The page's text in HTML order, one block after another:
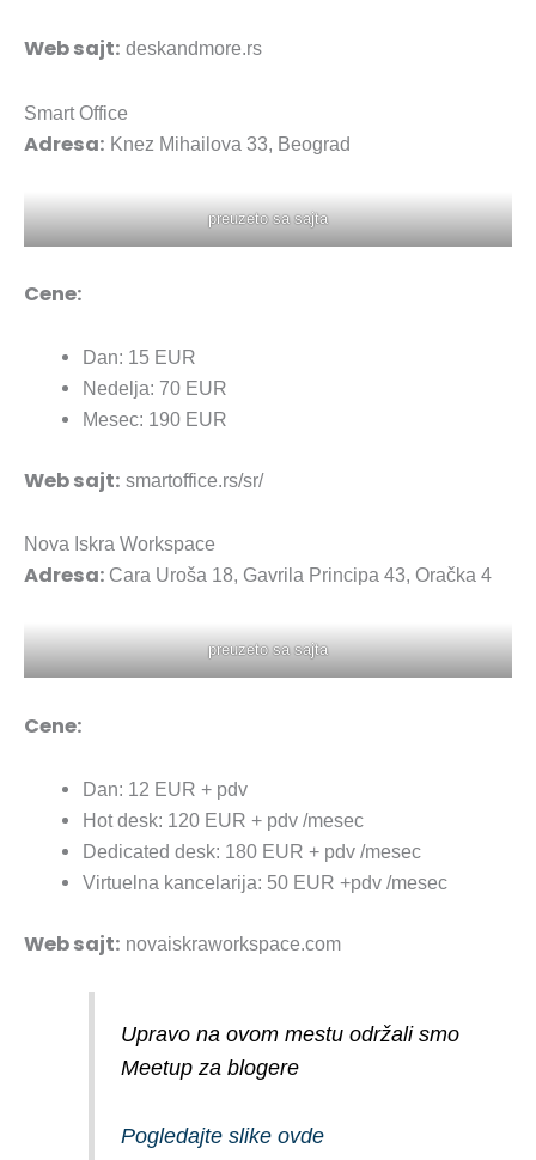
Web sajt: deskandmore.rs
Smart Office
Adresa: Knez Mihailova 33, Beograd
preuzeto sa sajta
Cene:
Dan: 15 EUR
Nedelja: 70 EUR
Mesec: 190 EUR
Web sajt: smartoffice.rs/sr/
Nova Iskra Workspace
Adresa: Cara Uroša 18, Gavrila Principa 43, Oračka 4
preuzeto sa sajta
Cene:
Dan: 12 EUR + pdv
Hot desk: 120 EUR + pdv /mesec
Dedicated desk: 180 EUR + pdv /mesec
Virtuelna kancelarija: 50 EUR +pdv /mesec
Web sajt: novaiskraworkspace.com
Upravo na ovom mestu održali smo
Meetup za blogere
Pogledajte slike ovde